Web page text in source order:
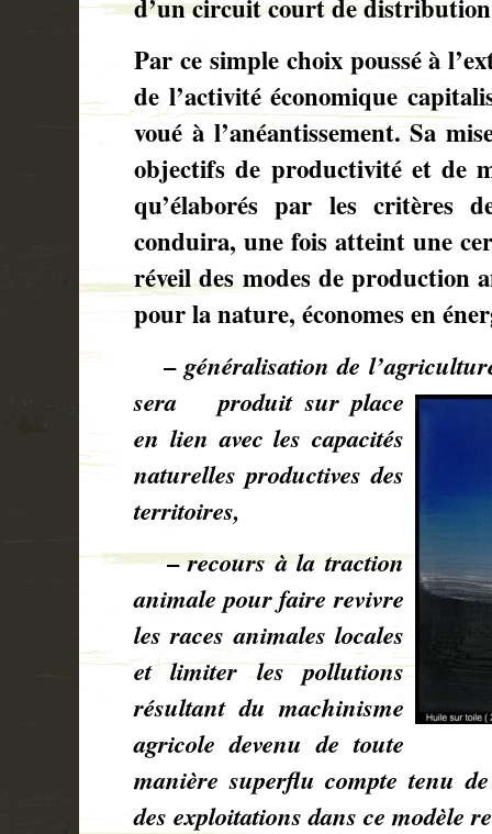
d’un circuit court de
Par ce simple choix poussé à
de l’activité économique
voué à l’anéantissement. Sa
objectifs de productivité et de
qu’élaborés par les critères
conduira, une fois atteint une
réveil des modes de production
pour la nature, économes en
–généralisation de
seraproduit sur place
en lien avec les capacités
naturelles productives des
territoires,
–recours à la traction
animale pour faire revivre
les races animales locales
et limiter les pollutions
résultant du machinisme
agricole devenu de toute
manière superflu compte tenu
des exploitations dans ce modèle